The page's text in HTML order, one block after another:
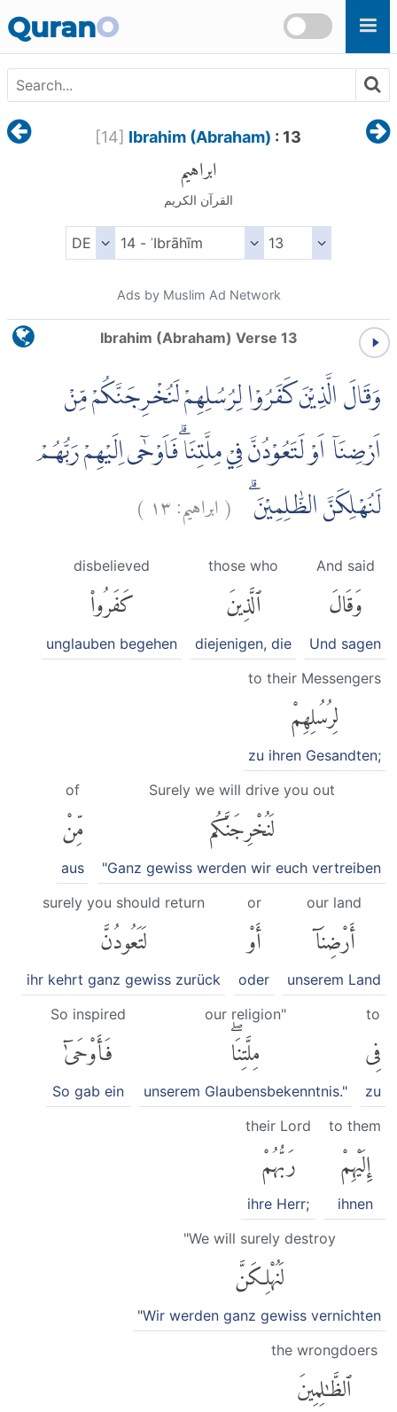
QuranO
[14] Ibrahim (Abraham) : 13
ابراهيم
القرآن الكريم
Ads by Muslim Ad Network
Ibrahim (Abraham) Verse 13
وَقَالَ الَّذِيْنَ كَفَرُوْا لِرُسُلِهِمْ لَنُخْرِجَنَّكُمْ مِّنْ
اَرْضِنَآ اَوْ لَتَعُوْدُنَّ فِيْ مِلَّتِنَاۗ فَاَوْحٰٓى اِلَيْهِمْ رَبُّهُمْ
لَنُهْلِكَنَّ الظّٰلِمِيْنَ ۗ (ابراهيم:١٣ )
And said
وَقَالَ
Und sagen
those who
ٱلَّذِينَ
diejenigen, die
disbelieved
كَفَرُوا۟
unglauben begehen
to their Messengers
لِرُسُلِهِمْ
zu ihren Gesandten;
Surely we will drive you out
لَنُخْرِجَنَّكُم
"Ganz gewiss werden wir euch vertreiben
of
مِّنْ
aus
our land
أَرْضِنَآ
unserem Land
or
أَوْ
oder
surely you should return
لَتَعُودُنَّ
ihr kehrt ganz gewiss zurück
to
فِى
zu
our religion"
مِلَّتِنَاۖ
unserem Glaubensbekenntnis."
So inspired
فَأَوْحَىٰٓ
So gab ein
to them
إِلَيْهِمْ
ihnen
their Lord
رَبُّهُمْ
ihre Herr;
"We will surely destroy
لَنُهْلِكَنَّ
"Wir werden ganz gewiss vernichten
the wrongdoers
ٱلظَّٰلِمِينَ